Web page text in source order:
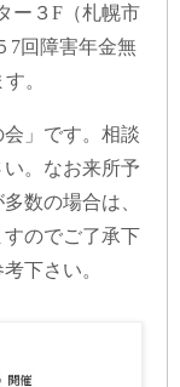
ー３F（札幌市
7回障害年金無
。
」です。相談
。なお来所予
数の場合は、
のでご了承下
下さい。